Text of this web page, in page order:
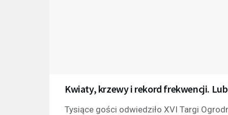
Kwiaty, krzewy i rekord frekwencji.
Tysiące gości odwiedziło XVI Targi